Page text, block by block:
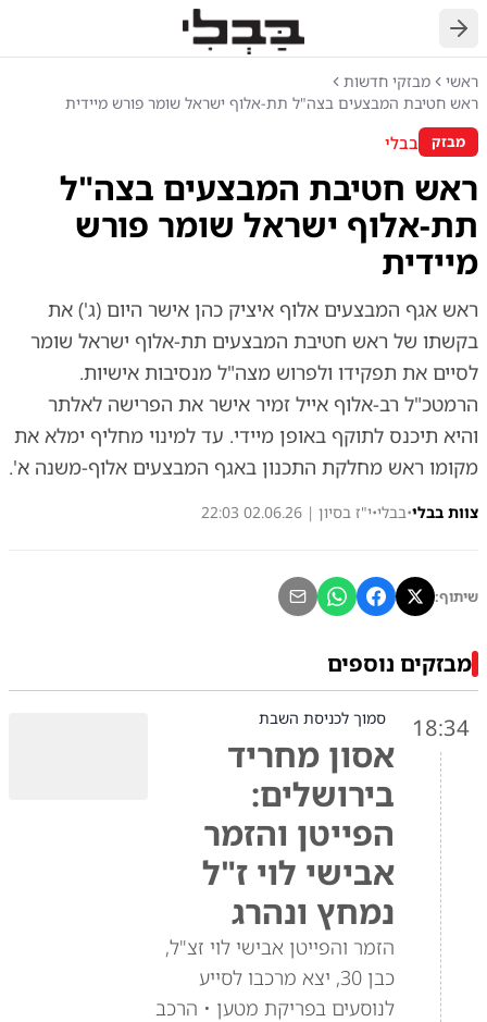
חזרה
ראשי
מבזקי חדשות
ראש חטיבת המבצעים בצה"ל תת-אלוף ישראל שומר פורש מיידית
מבזק בבלי
ראש חטיבת המבצעים בצה"ל
תת-אלוף ישראל שומר פורש
מיידית
ראש אגף המבצעים אלוף איציק כהן אישר היום (ג') את
בקשתו של ראש חטיבת המבצעים תת-אלוף ישראל שומר
לסיים את תפקידו ולפרוש מצה"ל מנסיבות אישיות.
הרמטכ"ל רב-אלוף אייל זמיר אישר את הפרישה לאלתר
והיא תיכנס לתוקף באופן מיידי. עד למינוי מחליף ימלא את
מקומו ראש מחלקת התכנון באגף המבצעים אלוף-משנה א'.
צוות בבלי•בבלי•י"ז בסיון | 02.06.26 22:03
שיתוף:
מבזקים נוספים
18:34 סמוך לכניסת השבת
אסון מחריד
בירושלים:
הפייטן והזמר
אבישי לוי ז"ל
נמחץ ונהרג
הזמר והפייטן אבישי לוי זצ"ל,
כבן 30, יצא מרכבו לסייע
לנוסעים בפריקת מטען • הרכב